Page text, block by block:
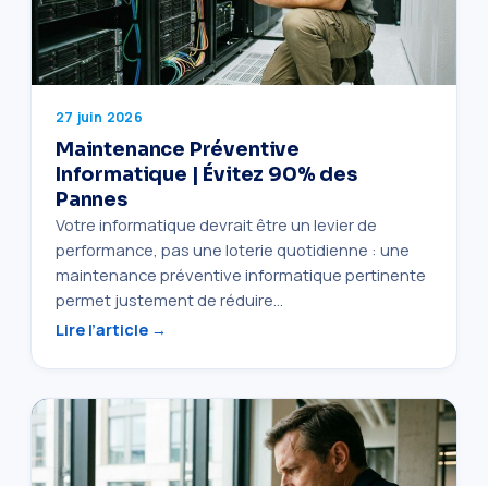
27 juin 2026
Maintenance Préventive
Informatique | Évitez 90% des
Pannes
Votre informatique devrait être un levier de
performance, pas une loterie quotidienne : une
maintenance préventive informatique pertinente
permet justement de réduire…
Lire l’article →